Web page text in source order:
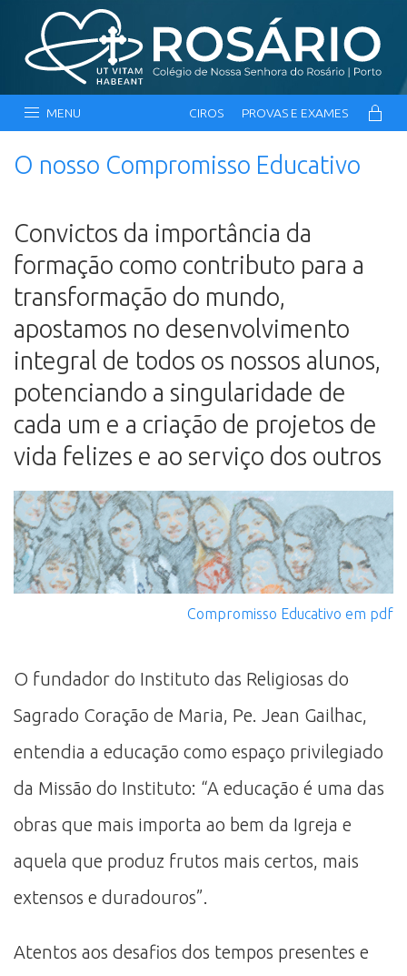
MENU CIROS PROVAS E EXAMES
O nosso Compromisso Educativo
Convictos da importância da
formação como contributo para a
transformação do mundo,
apostamos no desenvolvimento
integral de todos os nossos alunos,
potenciando a singularidade de
cada um e a criação de projetos de
vida felizes e ao serviço dos outros
Compromisso Educativo em pdf
O fundador do Instituto das Religiosas do
Sagrado Coração de Maria, Pe. Jean Gailhac,
entendia a educação como espaço privilegiado
da Missão do Instituto: “A educação é uma das
obras que mais importa ao bem da Igreja e
aquela que produz frutos mais certos, mais
extensos e duradouros”.
Atentos aos desafios dos tempos presentes e